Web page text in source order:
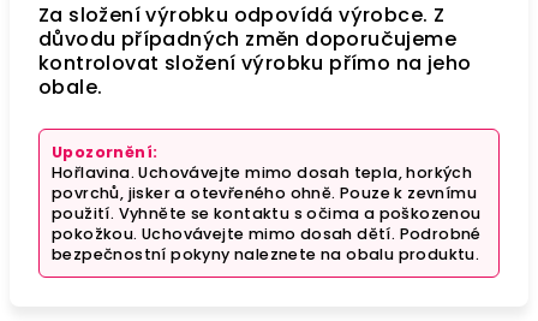
Za složení výrobku odpovídá výrobce. Z
důvodu případných změn doporučujeme
kontrolovat složení výrobku přímo na jeho
obale.
Upozornění:
Hořlavina. Uchovávejte mimo dosah tepla, horkých
povrchů, jisker a otevřeného ohně. Pouze k zevnímu
použití. Vyhněte se kontaktu s očima a poškozenou
pokožkou. Uchovávejte mimo dosah dětí. Podrobné
bezpečnostní pokyny naleznete na obalu produktu.